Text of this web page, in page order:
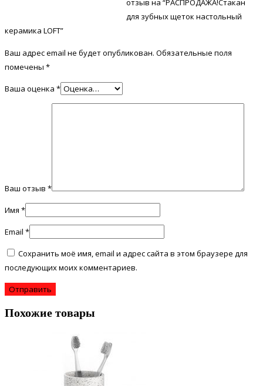
отзыв на “РАСПРОДАЖА!Стакан
для зубных щеток настольный
керамика LOFT”
Ваш адрес email не будет опубликован. Обязательные поля
помечены *
Ваша оценка *
Ваш отзыв *
Имя *
Email *
Сохранить моё имя, email и адрес сайта в этом браузере для
последующих моих комментариев.
Похожие товары